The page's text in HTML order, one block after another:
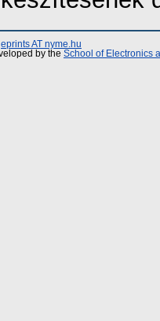
eprints AT nyme.hu
by the School of Electronics